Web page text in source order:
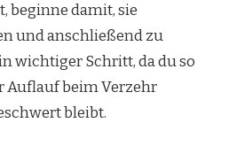
beginne damit, sie
und anschließend zu
wichtiger Schritt, da du so
Auflauf beim Verzehr
bleibt.